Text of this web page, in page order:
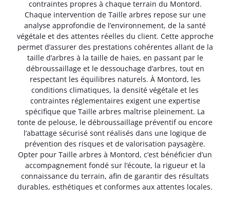
contraintes propres à chaque terrain du Montord.
Chaque intervention de Taille arbres repose sur une
analyse approfondie de l’environnement, de la santé
végétale et des attentes réelles du client. Cette approche
permet d’assurer des prestations cohérentes allant de la
taille d’arbres à la taille de haies, en passant par le
débroussaillage et le dessouchage d’arbres, tout en
respectant les équilibres naturels. À Montord, les
conditions climatiques, la densité végétale et les
contraintes réglementaires exigent une expertise
spécifique que Taille arbres maîtrise pleinement. La
tonte de pelouse, le débroussaillage préventif ou encore
l’abattage sécurisé sont réalisés dans une logique de
prévention des risques et de valorisation paysagère.
Opter pour Taille arbres à Montord, c’est bénéficier d’un
accompagnement fondé sur l’écoute, la rigueur et la
connaissance du terrain, afin de garantir des résultats
durables, esthétiques et conformes aux attentes locales.